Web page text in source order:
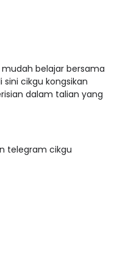
belajar bersama
sini cikgu kongsikan
dalam talian yang
telegram cikgu